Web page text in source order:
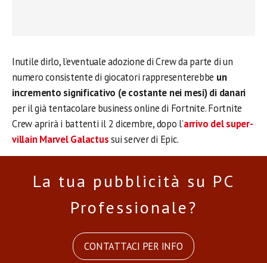
Inutile dirlo, l’eventuale adozione di Crew da parte di un
numero consistente di giocatori rappresenterebbe un
incremento significativo (e costante nei mesi) di danari
per il già tentacolare business online di Fortnite. Fortnite
Crew aprirà i battenti il 2 dicembre, dopo l’arrivo del super-
villain Marvel Galactussui server di Epic.
La tua pubblicità su PC
Professionale?
CONTATTACI PER INFO